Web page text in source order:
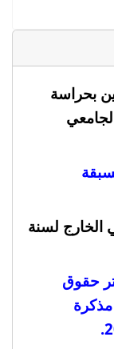
بحراسة
الخارج لسنة
حقوق
.